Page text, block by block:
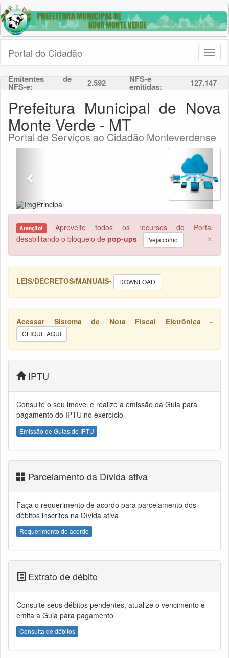
Portal do Cidadão
Emitentes de
NFS-e: 2.592 NFS-e
emitidas: 127.147
Prefeitura Municipal de Nova
Monte Verde - MT
Portal de Serviços ao Cidadão Monteverdense
Next
Atenção! Aproveite todos os recursos do Portal
desabilitando o bloqueio de pop-ups Veja como ×
LEIS/DECRETOS/MANUAIS- DOWNLOAD
Acessar Sistema de Nota Fiscal Eletrônica -
CLIQUE AQUI
IPTU
Consulte o seu imóvel e realize a emissão da Guia para
pagamento do IPTU no exercício
Emissão de Guias de IPTU
Parcelamento da Dívida ativa
Faça o requerimento de acordo para parcelamento dos
débitos inscritos na Dívida ativa
Requerimento de acordo
Extrato de débito
Consulte seus débitos pendentes, atualize o vencimento e
emita a Guia para pagamento
Consulta de débitos